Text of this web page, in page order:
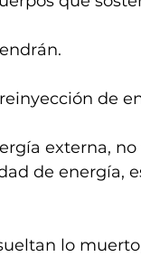
de
externa,
de energía,
lo